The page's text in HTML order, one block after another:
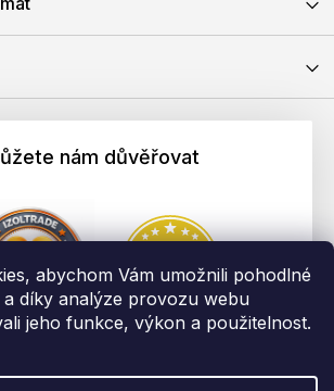
abychom Vám umožnili pohodlné
díky analýze provozu webu
jeho funkce, výkon a použitelnost.
nám důvěřovat